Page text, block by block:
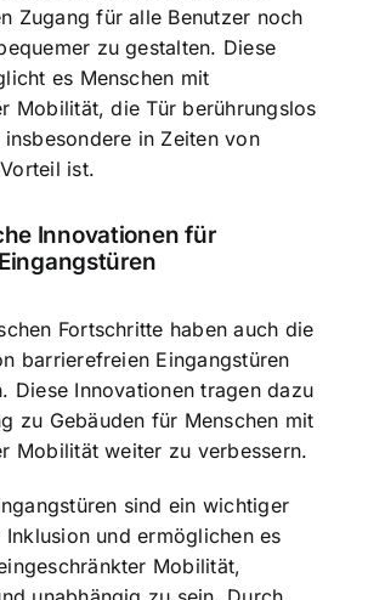
Zugang für alle Benutzer noch
zu gestalten. Diese
es Menschen mit
Mobilität, die Tür berührungslos
in Zeiten von
ist.
Innovationen für
Fortschritte haben auch die
barrierefreien Eingangstüren
Diese Innovationen tragen dazu
zu Gebäuden für Menschen mit
Mobilität weiter zu verbessern.
sind ein wichtiger
Inklusion und ermöglichen es
Mobilität,